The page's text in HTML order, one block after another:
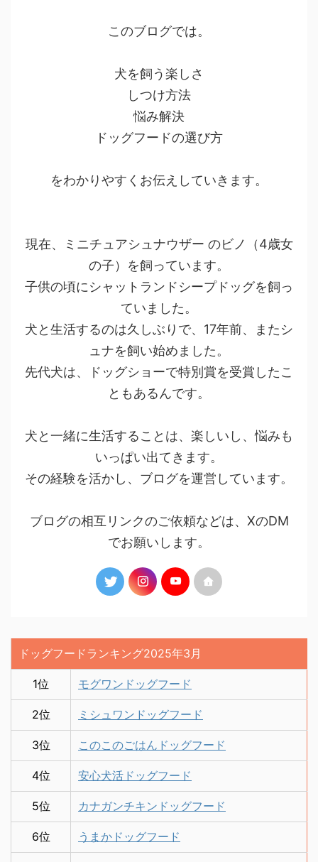
このブログでは。
犬を飼う楽しさ
しつけ方法
悩み解決
ドッグフードの選び方
をわかりやすくお伝えしていきます。
現在、ミニチュアシュナウザー のビノ（4歳女
の子）を飼っています。
子供の頃にシャットランドシープドッグを飼っ
ていました。
犬と生活するのは久しぶりで、17年前、またシ
ュナを飼い始めました。
先代犬は、ドッグショーで特別賞を受賞したこ
ともあるんです。
犬と一緒に生活することは、楽しいし、悩みも
いっぱい出てきます。
その経験を活かし、ブログを運営しています。
ブログの相互リンクのご依頼などは、XのDM
でお願いします。
ドッグフードランキング2025年3月
1位 モグワンドッグフード
2位 ミシュワンドッグフード
3位 このこのごはんドッグフード
4位 安心犬活ドッグフード
5位 カナガンチキンドッグフード
6位 うまかドッグフード